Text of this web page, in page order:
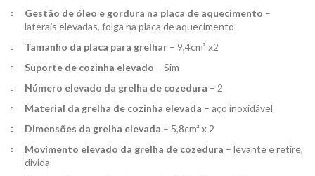
Gestão de óleo e gordura na placa de aquecimento –
laterais elevadas, folga na placa de aquecimento
Tamanho da placa para grelhar – 9,4cm² x2
Suporte de cozinha elevado – Sim
Número elevado da grelha de cozedura – 2
Material da grelha de cozinha elevada – aço inoxidável
Dimensões da grelha elevada – 5,8cm² x 2
Movimento elevado da grelha de cozedura – levante e retire,
divida